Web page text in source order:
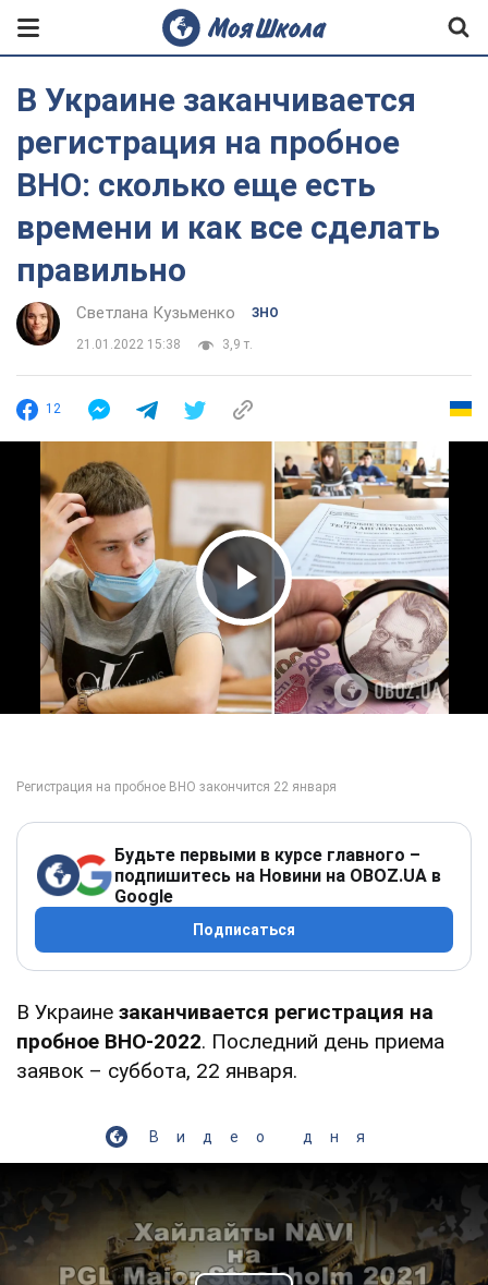
В Украине заканчивается
регистрация на пробное
ВНО: сколько еще есть
времени и как все сделать
правильно
Светлана Кузьменко ЗНО
21.01.2022 15:38 3,9 т.
12
Play Video
Будьте первыми в курсе главного –
подпишитесь на Новини на OBOZ.UA в
Google
Подписаться
В Украине заканчивается регистрация на
пробное ВНО-2022. Последний день приема
заявок – суббота, 22 января.
Видео дня